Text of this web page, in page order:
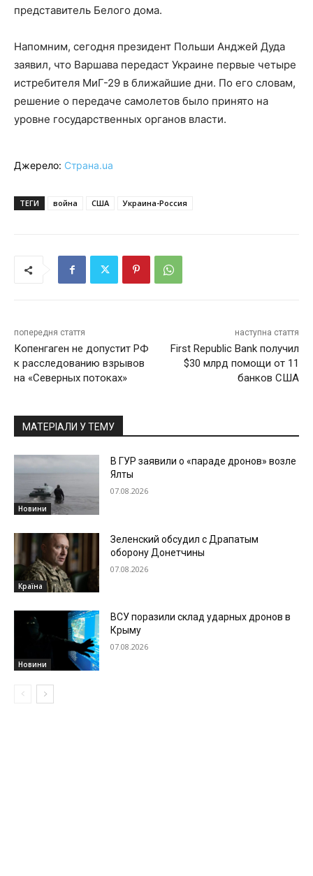
представитель Белого дома.
Напомним, сегодня президент Польши Анджей Дуда
заявил, что Варшава передаст Украине первые четыре
истребителя МиГ-29 в ближайшие дни. По его словам,
решение о передаче самолетов было принято на
уровне государственных органов власти.
Джерело: Страна.ua
ТЕГИ война США Украина-Россия
попередня стаття
Копенгаген не допустит РФ
к расследованию взрывов
на «Северных потоках»
наступна стаття
First Republic Bank получил
$30 млрд помощи от 11
банков США
МАТЕРІАЛИ У ТЕМУ
Новини
В ГУР заявили о «параде дронов» возле
Ялты
07.08.2026
Країна
Зеленский обсудил с Драпатым
оборону Донетчины
07.08.2026
Новини
ВСУ поразили склад ударных дронов в
Крыму
07.08.2026